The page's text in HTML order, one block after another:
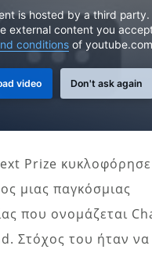
is hosted by a third party.
external content you
conditions of
video Don't ask again
Prize
μιας παγκόσμιας
που ονομάζεται
Στόχος του ήταν να